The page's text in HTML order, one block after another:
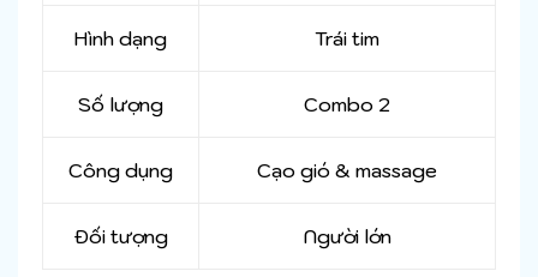
Hình dạng Trái tim
Số lượng Combo 2
Công dụng Cạo gió & massage
Đối tượng Người lớn